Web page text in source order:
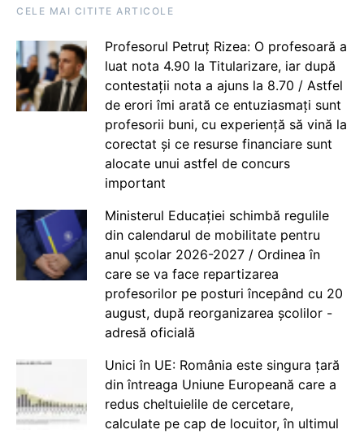
CELE MAI CITITE ARTICOLE
Profesorul Petruț Rizea: O profesoară a
luat nota 4.90 la Titularizare, iar după
contestații nota a ajuns la 8.70 / Astfel
de erori îmi arată ce entuziasmați sunt
profesorii buni, cu experiență să vină la
corectat și ce resurse financiare sunt
alocate unui astfel de concurs
important
Ministerul Educației schimbă regulile
din calendarul de mobilitate pentru
anul școlar 2026-2027 / Ordinea în
care se va face repartizarea
profesorilor pe posturi începând cu 20
august, după reorganizarea școlilor -
adresă oficială
Unici în UE: România este singura țară
din întreaga Uniune Europeană care a
redus cheltuielile de cercetare,
calculate pe cap de locuitor, în ultimul